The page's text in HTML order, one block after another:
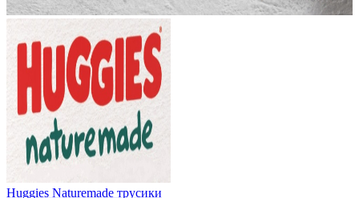
Huggies Naturemade трусики